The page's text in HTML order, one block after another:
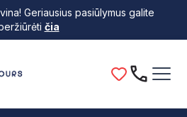
Geriausius pasiūlymus galite
čia